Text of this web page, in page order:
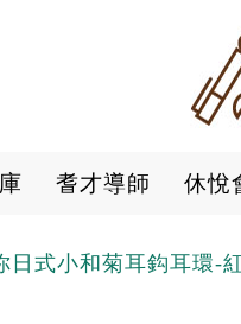
耆才導師 休悅
日式小和菊耳鈎耳環-